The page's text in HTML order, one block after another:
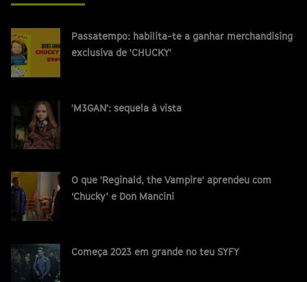
Passatempo: habilita-te a ganhar merchandising
exclusiva de 'CHUCKY'
'M3GAN': sequela à vista
O que 'Reginald, the Vampire' aprendeu com
‘Chucky’ e Don Mancini
Começa 2023 em grande no teu SYFY